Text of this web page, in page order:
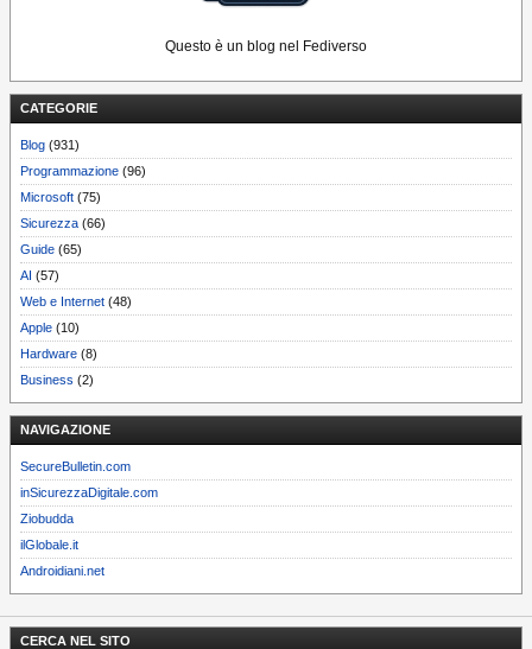
Questo è un blog nel Fediverso
CATEGORIE
Blog (931)
Programmazione (96)
Microsoft (75)
Sicurezza (66)
Guide (65)
AI (57)
Web e Internet (48)
Apple (10)
Hardware (8)
Business (2)
NAVIGAZIONE
SecureBulletin.com
inSicurezzaDigitale.com
Ziobudda
ilGlobale.it
Androidiani.net
CERCA NEL SITO